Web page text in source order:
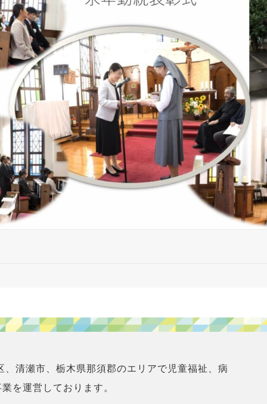
清瀬市、栃木県那須郡のエリアで児童福祉、病
を運営しております。